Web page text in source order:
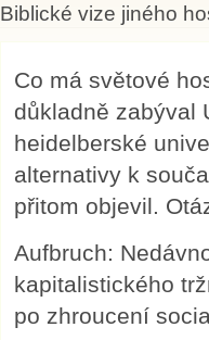
Jste zde
Biblické vize jiného
Co má světové
důkladně zabýval
heidelberské
alternativy k
přitom objevil.
Aufbruch:
kapitalistického
po zhroucení